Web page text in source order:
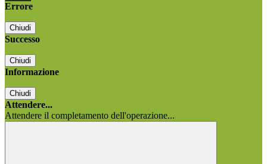
Errore
Chiudi
Successo
Chiudi
Informazione
Chiudi
Attendere...
Attendere il completamento dell'operazione...